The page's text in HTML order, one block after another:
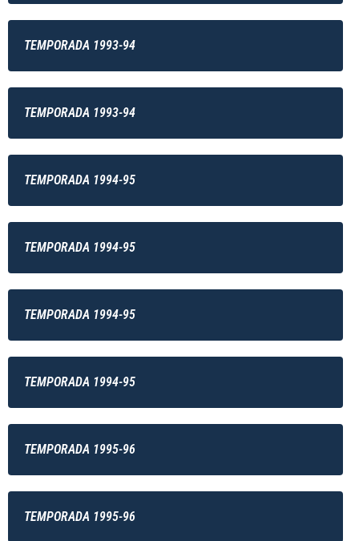
TEMPORADA 1993-94
TEMPORADA 1993-94
TEMPORADA 1994-95
TEMPORADA 1994-95
TEMPORADA 1994-95
TEMPORADA 1994-95
TEMPORADA 1995-96
TEMPORADA 1995-96